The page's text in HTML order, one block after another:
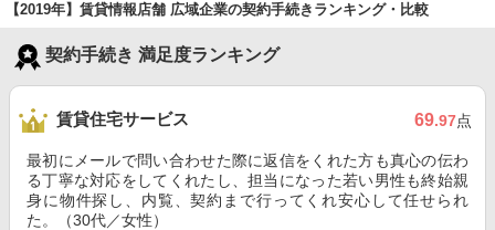
【2019年】賃貸情報店舗 広域企業の契約手続きランキング・比較
契約手続き 満足度ランキング
賃貸住宅サービス 69.97点
最初にメールで問い合わせた際に返信をくれた方も真心の伝わ
る丁寧な対応をしてくれたし、担当になった若い男性も終始親
身に物件探し、内覧、契約まで行ってくれ安心して任せられ
た。（30代／女性）